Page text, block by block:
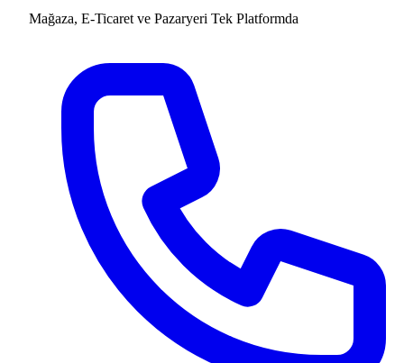
Mağaza, E-Ticaret ve Pazaryeri Tek Platformda